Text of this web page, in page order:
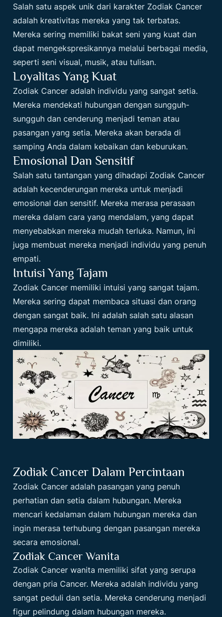
Salah satu aspek unik dari karakter Zodiak Cancer
adalah kreativitas mereka yang tak terbatas.
Mereka sering memiliki bakat seni yang kuat dan
dapat mengekspresikannya melalui berbagai media,
seperti seni visual, musik, atau tulisan.
Loyalitas Yang Kuat
Zodiak Cancer adalah individu yang sangat setia.
Mereka mendekati hubungan dengan sungguh-
sungguh dan cenderung menjadi teman atau
pasangan yang setia. Mereka akan berada di
samping Anda dalam kebaikan dan keburukan.
Emosional Dan Sensitif
Salah satu tantangan yang dihadapi Zodiak Cancer
adalah kecenderungan mereka untuk menjadi
emosional dan sensitif. Mereka merasa perasaan
mereka dalam cara yang mendalam, yang dapat
menyebabkan mereka mudah terluka. Namun, ini
juga membuat mereka menjadi individu yang penuh
empati.
Intuisi Yang Tajam
Zodiak Cancer memiliki intuisi yang sangat tajam.
Mereka sering dapat membaca situasi dan orang
dengan sangat baik. Ini adalah salah satu alasan
mengapa mereka adalah teman yang baik untuk
dimiliki.
Zodiak Cancer Dalam Percintaan
Zodiak Cancer adalah pasangan yang penuh
perhatian dan setia dalam hubungan. Mereka
mencari kedalaman dalam hubungan mereka dan
ingin merasa terhubung dengan pasangan mereka
secara emosional.
Zodiak Cancer Wanita
Zodiak Cancer wanita memiliki sifat yang serupa
dengan pria Cancer. Mereka adalah individu yang
sangat peduli dan setia. Mereka cenderung menjadi
figur pelindung dalam hubungan mereka.